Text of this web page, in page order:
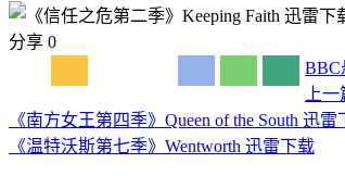
分享 0
BBC
上一
《南方女王第四季》Queen of the South 迅雷
《温特沃斯第七季》Wentworth 迅雷下载